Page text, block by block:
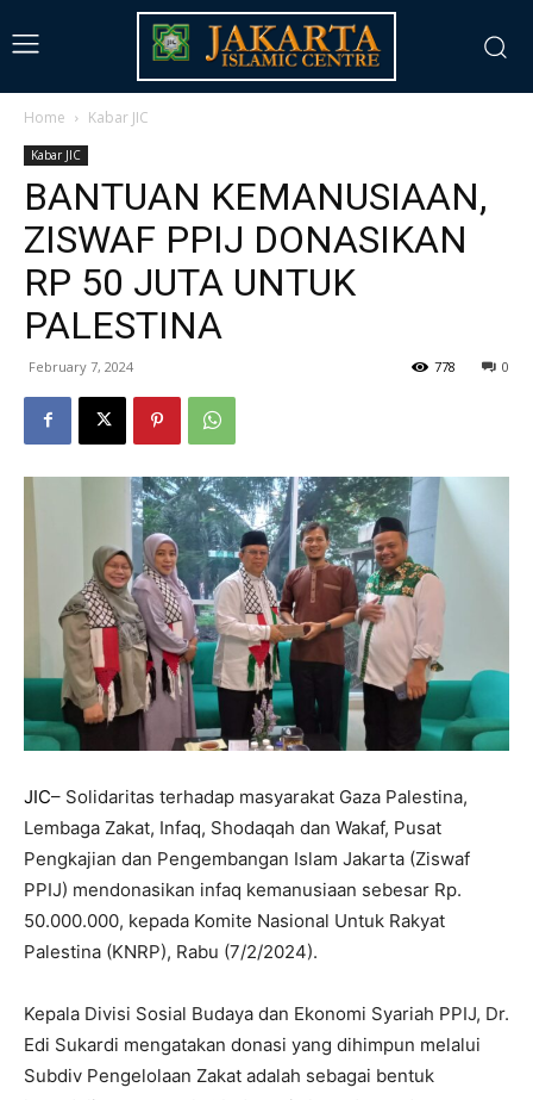
Home Kabar JIC
Kabar JIC
BANTUAN KEMANUSIAAN,
ZISWAF PPIJ DONASIKAN
RP 50 JUTA UNTUK
PALESTINA
February 7, 2024 0
778
JIC– Solidaritas terhadap masyarakat Gaza Palestina,
Lembaga Zakat, Infaq, Shodaqah dan Wakaf, Pusat
Pengkajian dan Pengembangan Islam Jakarta (Ziswaf
PPIJ) mendonasikan infaq kemanusiaan sebesar Rp.
50.000.000, kepada Komite Nasional Untuk Rakyat
Palestina (KNRP), Rabu (7/2/2024).
Kepala Divisi Sosial Budaya dan Ekonomi Syariah PPIJ, Dr.
Edi Sukardi mengatakan donasi yang dihimpun melalui
Subdiv Pengelolaan Zakat adalah sebagai bentuk